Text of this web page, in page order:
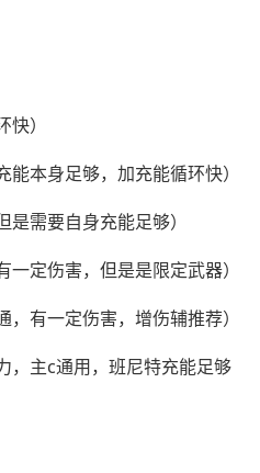
）
本身足够，加充能循环快）
需要自身充能足够）
定伤害，但是是限定武器）
有一定伤害，增伤辅推荐）
，主c通用，班尼特充能足够